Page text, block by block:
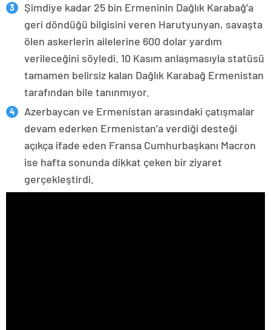
Şimdiye kadar 25 bin Ermeninin Dağlık Karabağ’a
geri döndüğü bilgisini veren Harutyunyan, savaşta
ölen askerlerin ailelerine 600 dolar yardım
verileceğini söyledi. 10 Kasım anlaşmasıyla statüsü
tamamen belirsiz kalan Dağlık Karabağ Ermenistan
tarafından bile tanınmıyor.
Azerbaycan ve Ermenistan arasındaki çatışmalar
devam ederken Ermenistan’a verdiği desteği
açıkça ifade eden Fransa Cumhurbaşkanı Macron
ise hafta sonunda dikkat çeken bir ziyaret
gerçekleştirdi.